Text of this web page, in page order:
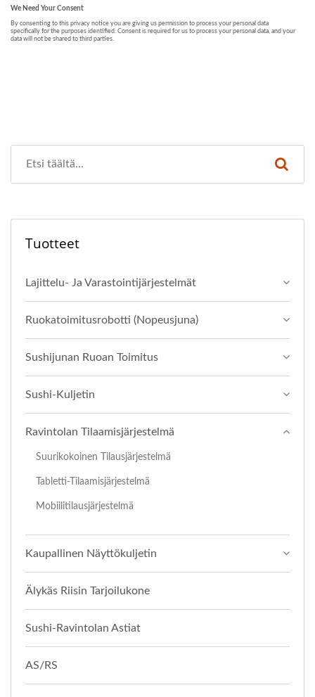
Tuotteet
Lajittelu- Ja Varastointijärjestelmät
Ruokatoimitusrobotti (Nopeusjuna)
Sushijunan Ruoan Toimitus
Sushi-Kuljetin
Ravintolan Tilaamisjärjestelmä
Suurikokoinen Tilausjärjestelmä
Tabletti-Tilaamisjärjestelmä
Mobiilitilausjärjestelmä
Kaupallinen Näyttökuljetin
Älykäs Riisin Tarjoilukone
Sushi-Ravintolan Astiat
AS/RS